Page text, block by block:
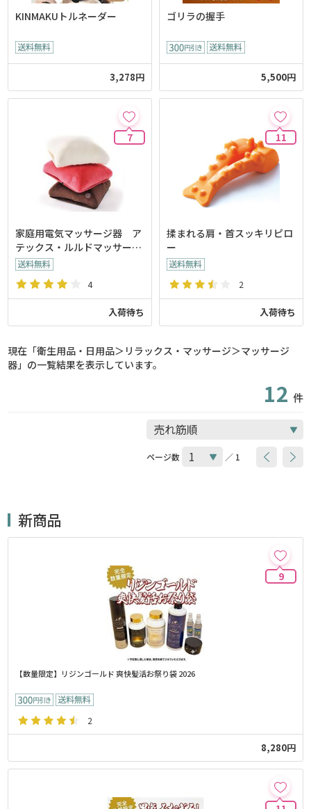
KINMAKUトルネーダー
3,278円
ゴリラの握手
5,500円
7
家庭用電気マッサージ器 ア
テックス・ルルドマッサージ
クッション（3色）
4
入荷待ち
11
揉まれる肩・首スッキリピロ
ー
2
入荷待ち
現在「衛生用品・日用品＞リラックス・マッサージ＞マッサージ
器」の一覧結果を表示しています。
12 件
ページ数 ／ 1
新商品
9
【数量限定】リジンゴールド 爽快髪活お祭り袋 2026
2
8,280円